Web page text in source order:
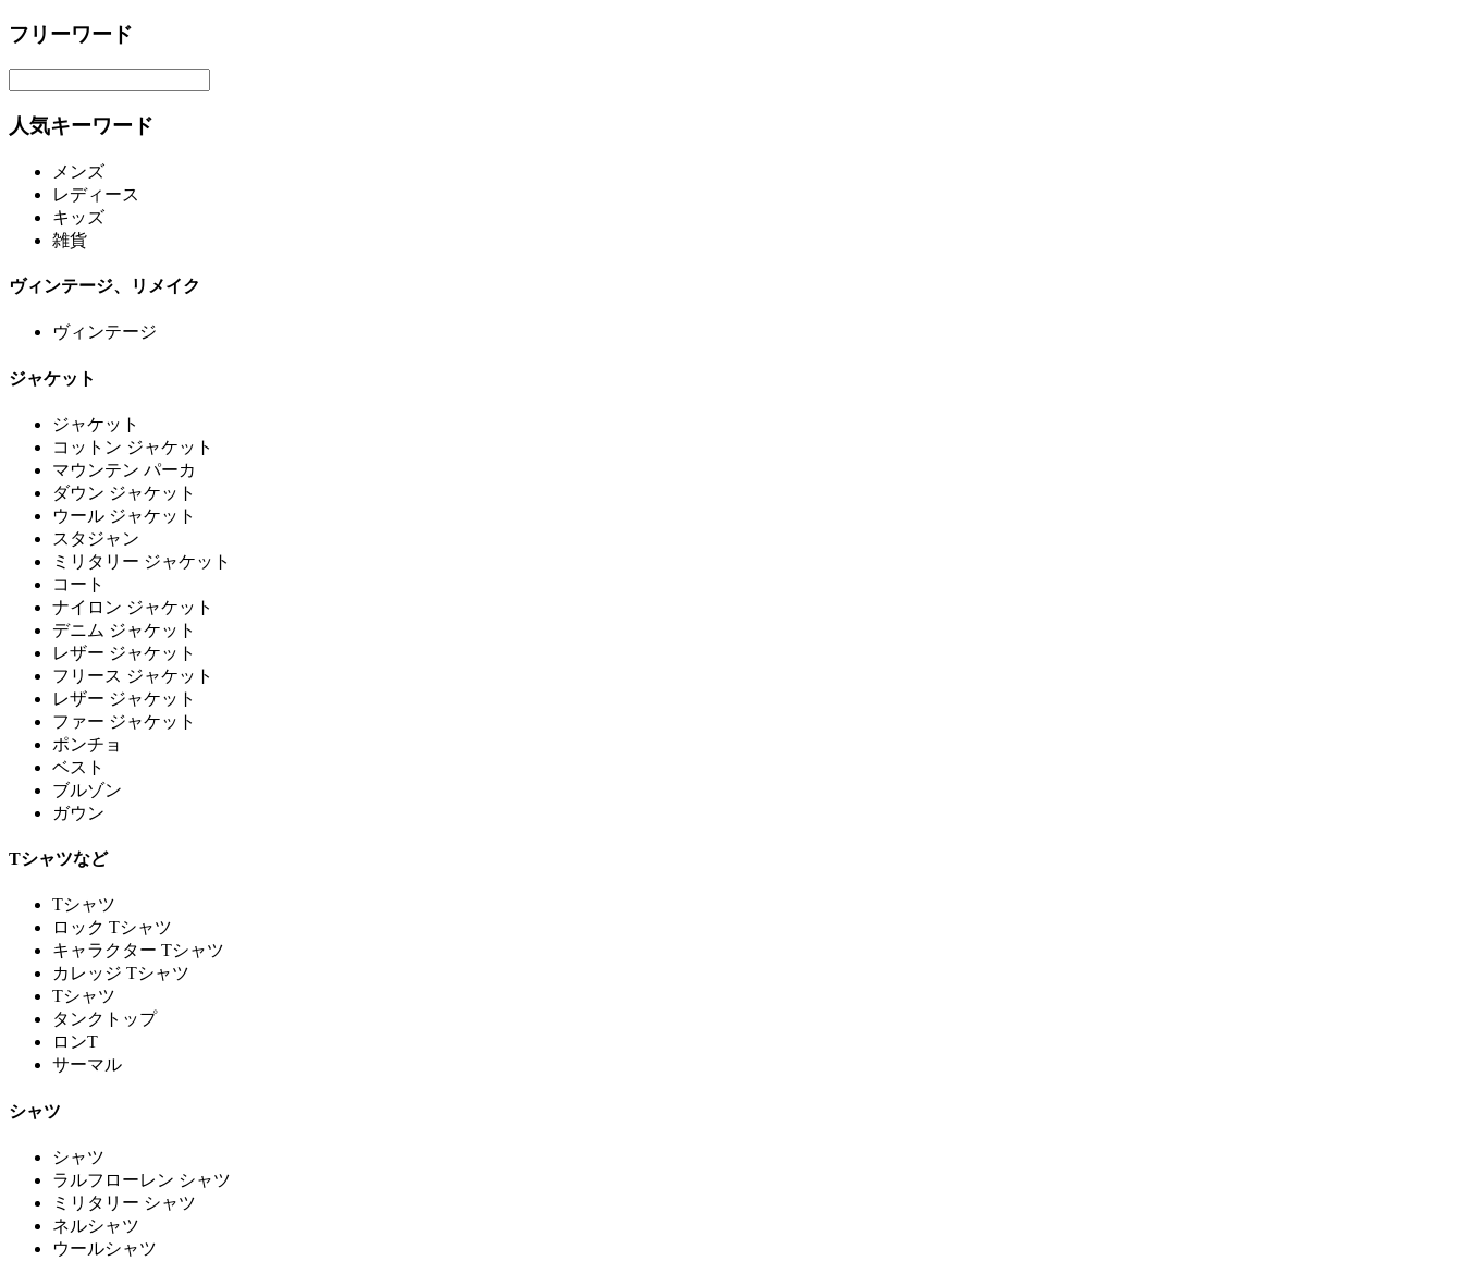
フリーワード
人気キーワード
メンズ
レディース
キッズ
雑貨
ヴィンテージ、リメイク
ヴィンテージ
ジャケット
ジャケット
コットン ジャケット
マウンテン パーカ
ダウン ジャケット
ウール ジャケット
スタジャン
ミリタリー ジャケット
コート
ナイロン ジャケット
デニム ジャケット
レザー ジャケット
フリース ジャケット
レザー ジャケット
ファー ジャケット
ポンチョ
ベスト
ブルゾン
ガウン
Tシャツなど
Tシャツ
ロック Tシャツ
キャラクター Tシャツ
カレッジ Tシャツ
Tシャツ
タンクトップ
ロンT
サーマル
シャツ
シャツ
ラルフローレン シャツ
ミリタリー シャツ
ネルシャツ
ウールシャツ